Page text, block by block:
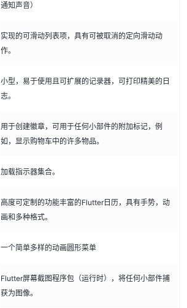
通知声音）
实现的可滑动列表项，具有可被取消的定向滑动动
作。
小型，易于使用且可扩展的记录器，可打印精美的日
志。
用于创建徽章，可用于任何小部件的附加标记，例
如，显示购物车中的许多物品。
加载指示器集合。
高度可定制的功能丰富的Flutter日历，具有手势，动
画和多种格式。
一个简单多样的动画圆形菜单
Flutter屏幕截图程序包（运行时），将任何小部件捕
获为图像。